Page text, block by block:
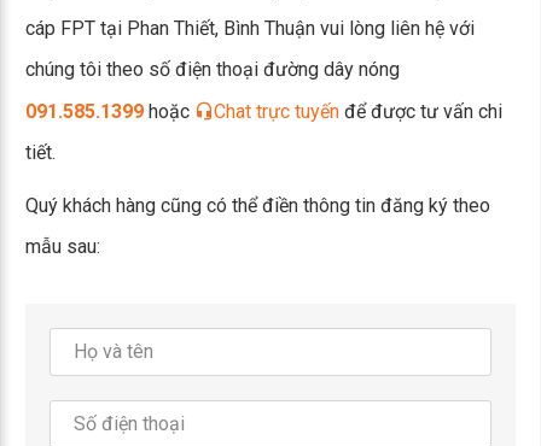
cáp FPT tại Phan Thiết, Bình Thuận vui lòng liên hệ với
chúng tôi theo số điện thoại đường dây nóng
091.585.1399 hoặc Chat trực tuyến để được tư vấn chi
tiết.
Quý khách hàng cũng có thể điền thông tin đăng ký theo
mẫu sau: